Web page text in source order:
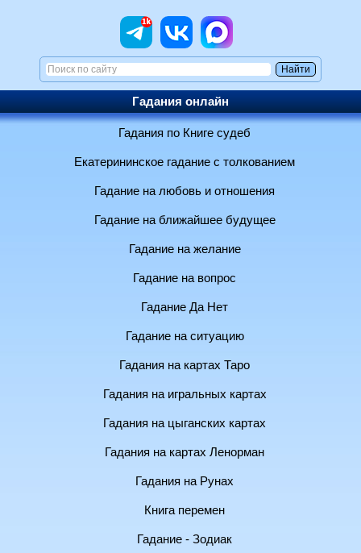
Гадания онлайн
Гадания по Книге судеб
Екатерининское гадание с толкованием
Гадание на любовь и отношения
Гадание на ближайшее будущее
Гадание на желание
Гадание на вопрос
Гадание Да Нет
Гадание на ситуацию
Гадания на картах Таро
Гадания на игральных картах
Гадания на цыганских картах
Гадания на картах Ленорман
Гадания на Рунах
Книга перемен
Гадание - Зодиак